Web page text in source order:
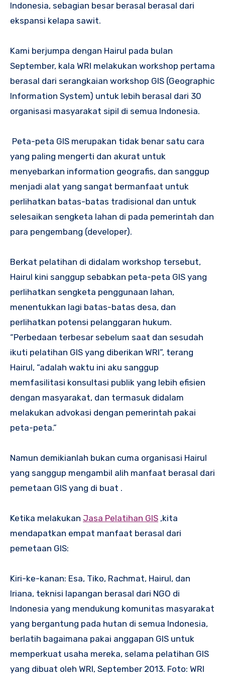
Indonesia, sebagian besar berasal berasal dari
ekspansi kelapa sawit.
Kami berjumpa dengan Hairul pada bulan
September, kala WRI melakukan workshop pertama
berasal dari serangkaian workshop GIS (Geographic
Information System) untuk lebih berasal dari 30
organisasi masyarakat sipil di semua Indonesia.
Peta-peta GIS merupakan tidak benar satu cara
yang paling mengerti dan akurat untuk
menyebarkan information geografis, dan sanggup
menjadi alat yang sangat bermanfaat untuk
perlihatkan batas-batas tradisional dan untuk
selesaikan sengketa lahan di pada pemerintah dan
para pengembang (developer).
Berkat pelatihan di didalam workshop tersebut,
Hairul kini sanggup sebabkan peta-peta GIS yang
perlihatkan sengketa penggunaan lahan,
menentukkan lagi batas-batas desa, dan
perlihatkan potensi pelanggaran hukum.
“Perbedaan terbesar sebelum saat dan sesudah
ikuti pelatihan GIS yang diberikan WRI”, terang
Hairul, “adalah waktu ini aku sanggup
memfasilitasi konsultasi publik yang lebih efisien
dengan masyarakat, dan termasuk didalam
melakukan advokasi dengan pemerintah pakai
peta-peta.”
Namun demikianlah bukan cuma organisasi Hairul
yang sanggup mengambil alih manfaat berasal dari
pemetaan GIS yang di buat .
Ketika melakukan Jasa Pelatihan GIS ,kita
mendapatkan empat manfaat berasal dari
pemetaan GIS:
Kiri-ke-kanan: Esa, Tiko, Rachmat, Hairul, dan
Iriana, teknisi lapangan berasal dari NGO di
Indonesia yang mendukung komunitas masyarakat
yang bergantung pada hutan di semua Indonesia,
berlatih bagaimana pakai anggapan GIS untuk
memperkuat usaha mereka, selama pelatihan GIS
yang dibuat oleh WRI, September 2013. Foto: WRI